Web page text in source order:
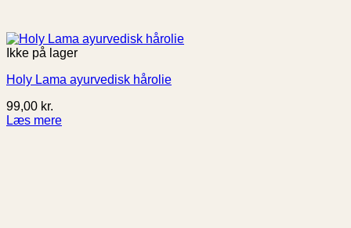
Ikke på lager
Holy Lama ayurvedisk hårolie
99,00 kr.
Læs mere